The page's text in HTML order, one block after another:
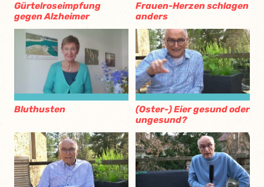
Gürtelroseimpfung
gegen Alzheimer
Frauen-Herzen schlagen
anders
Bluthusten
(Oster-) Eier gesund oder
ungesund?